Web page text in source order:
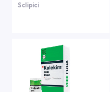
Sclipici